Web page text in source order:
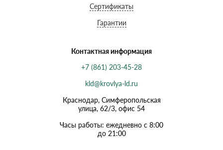
Сертификаты
Гарантии
Контактная информация
+7 (861) 203-45-28
kld@krovlya-ld.ru
Краснодар, Симферопольская
улица, 62/3, офис 54
Часы работы: ежедневно с 8:00
до 21:00